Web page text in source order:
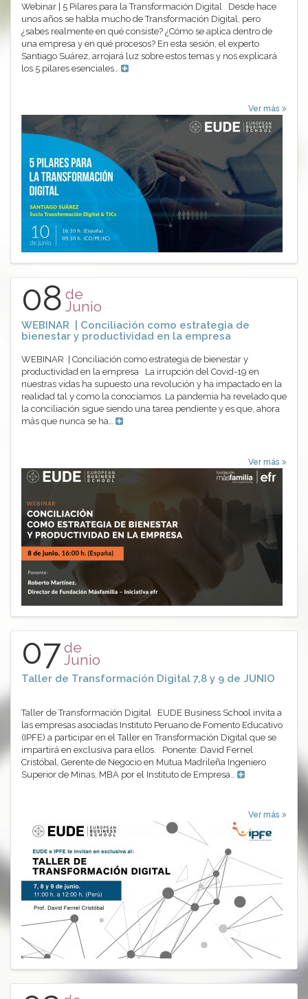
Webinar | 5 Pilares para la Transformación Digital Desde hace
unos años se habla mucho de Transformación Digital, pero
¿sabes realmente en qué consiste? ¿Cómo se aplica dentro de
una empresa y en qué procesos? En esta sesión, el experto
Santiago Suárez, arrojará luz sobre estos temas y nos explicará
los 5 pilares esenciales…
Ver más
08 de
Junio
WEBINAR | Conciliación como estrategia de
bienestar y productividad en la empresa
WEBINAR | Conciliación como estrategia de bienestar y
productividad en la empresa La irrupción del Covid-19 en
nuestras vidas ha supuesto una revolución y ha impactado en la
realidad tal y como la conocíamos. La pandemia ha revelado que
la conciliación sigue siendo una tarea pendiente y es que, ahora
más que nunca se ha…
Ver más
07de
Junio
Taller de Transformación Digital 7,8 y 9 de JUNIO
Taller de Transformación Digital EUDE Business School invita a
las empresas asociadas Instituto Peruano de Fomento Educativo
(IPFE) a participar en el Taller en Transformación Digital que se
impartirá en exclusiva para ellos. Ponente: David Fernel
Cristóbal, Gerente de Negocio en Mutua Madrileña Ingeniero
Superior de Minas, MBA por el Instituto de Empresa…
Ver más